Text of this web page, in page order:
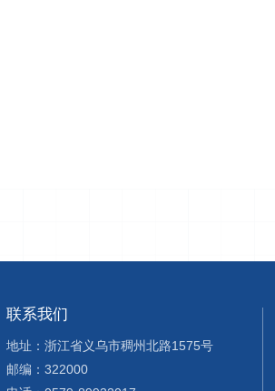
联系我们
地址：浙江省义乌市稠州北路1575号
邮编：322000